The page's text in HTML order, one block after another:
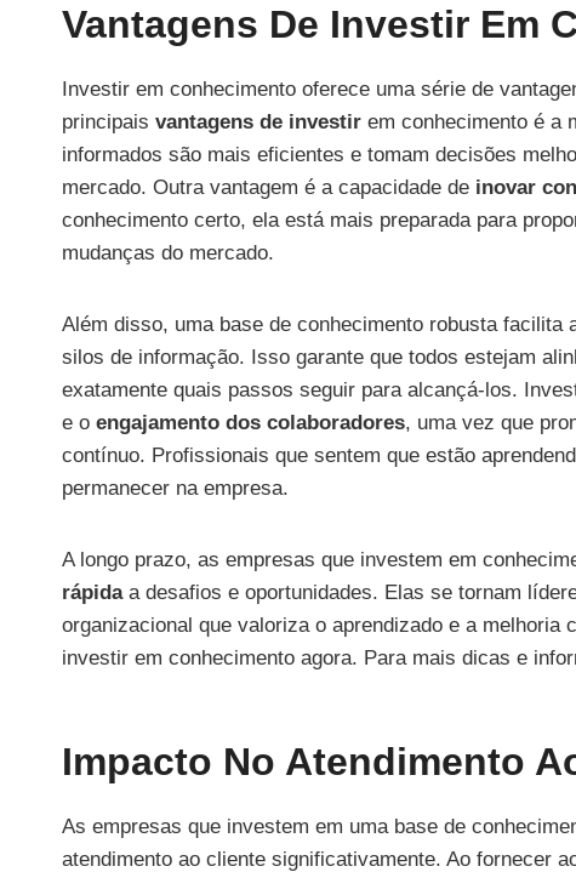
Vantagens De Investir Em
Investir em conhecimento oferece uma série de
principais vantagens de investir em conhecimento é a
informados são mais eficientes e tomam decisões
mercado. Outra vantagem é a capacidade de inovar
conhecimento certo, ela está mais preparada para
mudanças do mercado.
Além disso, uma base de conhecimento robusta facilita
silos de informação. Isso garante que todos estejam
exatamente quais passos seguir para alcançá-los.
e o engajamento dos colaboradores, uma vez que
contínuo. Profissionais que sentem que estão
permanecer na empresa.
A longo prazo, as empresas que investem em
rápidaa desafios e oportunidades. Elas se tornam
organizacional que valoriza o aprendizado e a
investir em conhecimento agora. Para mais dicas e
Impacto No Atendimento
As empresas que investem em uma base de
atendimento ao cliente significativamente. Ao fornecer